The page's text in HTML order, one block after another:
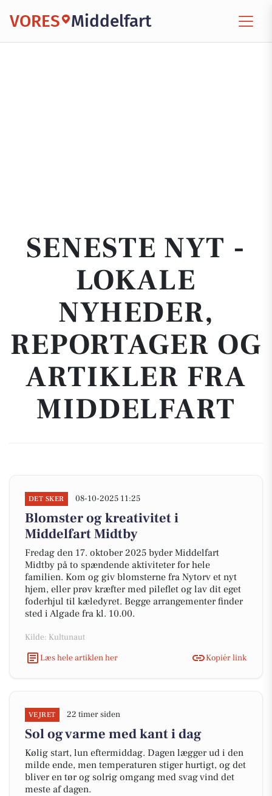
VORES Middelfart
SENESTE NYT -
LOKALE
NYHEDER,
REPORTAGER OG
ARTIKLER FRA
MIDDELFART
DET SKER 08-10-2025 11:25
Blomster og kreativitet i
Middelfart Midtby
Fredag den 17. oktober 2025 byder Middelfart
Midtby på to spændende aktiviteter for hele
familien. Kom og giv blomsterne fra Nytorv et nyt
hjem, eller prøv kræfter med pileflet og lav dit eget
foderhjul til kæledyret. Begge arrangementer finder
sted i Algade fra kl. 10.00.
Kilde: Kultunaut
Læs hele artiklen her
Kopiér link
VEJRET 22 timer siden
Sol og varme med kant i dag
Kølig start, lun eftermiddag. Dagen lægger ud i den
milde ende, men temperaturen stiger hurtigt, og det
bliver en tør og solrig omgang med svag vind det
meste af dagen.